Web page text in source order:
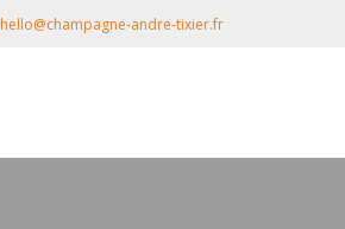
hello@champagne-andre-tixier.fr